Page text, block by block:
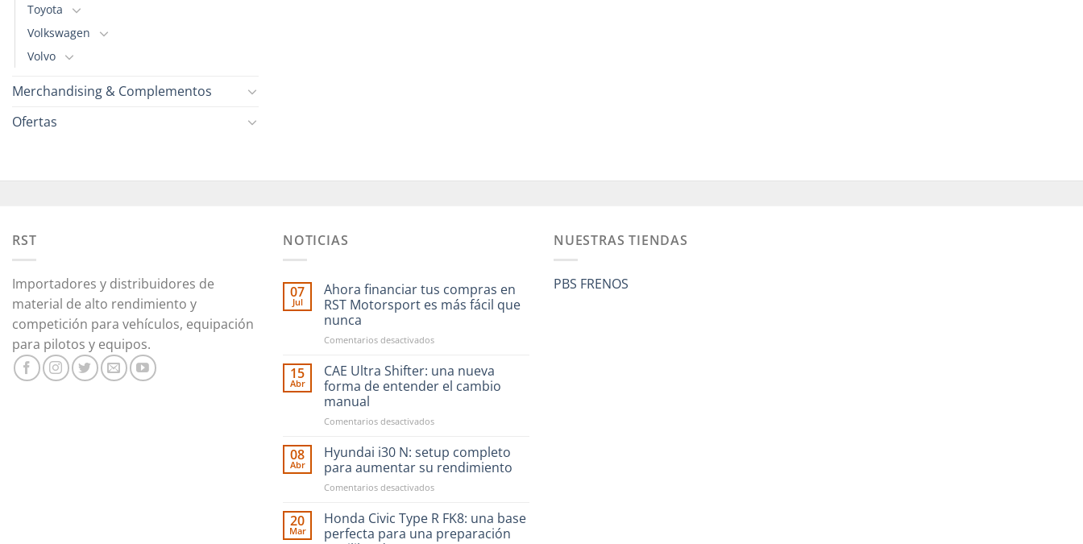
Toyota
Volkswagen
Volvo
Merchandising & Complementos
Ofertas
RST
Importadores y distribuidores de
material de alto rendimiento y
competición para vehículos, equipación
para pilotos y equipos.
NOTICIAS
07
Jul
Ahora financiar tus compras en
RST Motorsport es más fácil que
nunca
Comentarios desactivadosen
financiar
compras
RST
es
más
fácil
que
15
Abr
CAE Ultra Shifter: una nueva
forma de entender el cambio
manual
Comentarios desactivadosen
Ultra
Shifter:
una
nueva
de
entender
08
Abr
Hyundai i30 N: setup completo
para aumentar su rendimiento
Comentarios desactivadosen
i30
setup
20
Mar
Honda Civic Type R FK8: una base
perfecta para una preparación
NUESTRAS TIENDAS
PBS FRENOS